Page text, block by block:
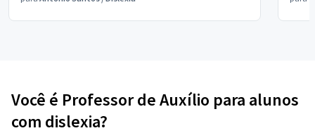
Você é Professor de Auxílio para alunos
com dislexia?